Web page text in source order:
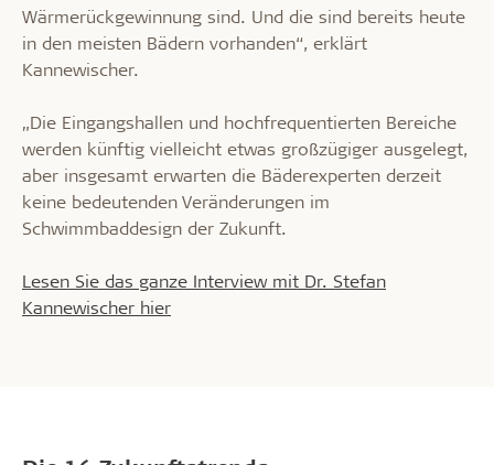
Wärmerückgewinnung sind. Und die sind bereits heute
in den meisten Bädern vorhanden“, erklärt
Kannewischer.
„Die Eingangshallen und hochfrequentierten Bereiche
werden künftig vielleicht etwas großzügiger ausgelegt,
aber insgesamt erwarten die Bäderexperten derzeit
keine bedeutenden Veränderungen im
Schwimmbaddesign der Zukunft.
Lesen Sie das ganze Interview mit Dr. Stefan
Kannewischer hier